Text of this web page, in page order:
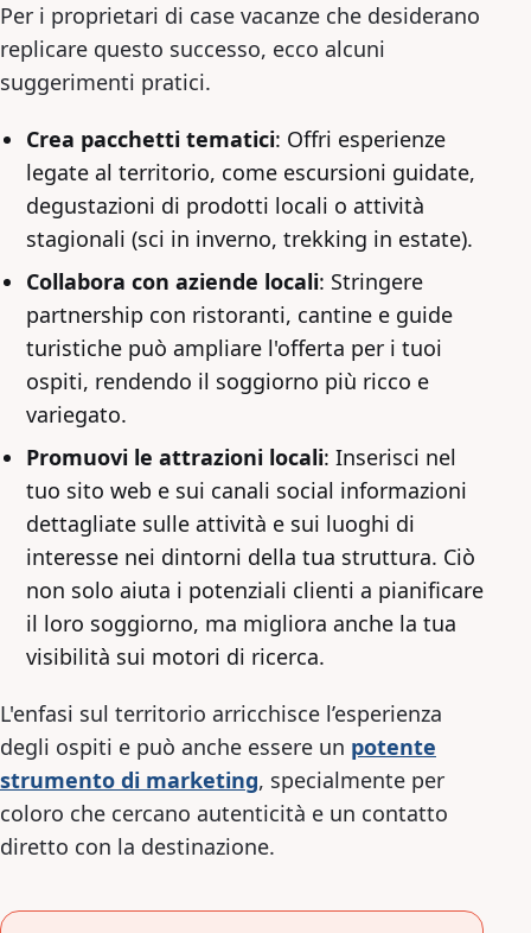
Per i proprietari di case vacanze che desiderano
replicare questo successo, ecco alcuni
suggerimenti pratici.
Crea pacchetti tematici: Offri esperienze
legate al territorio, come escursioni guidate,
degustazioni di prodotti locali o attività
stagionali (sci in inverno, trekking in estate).
Collabora con aziende locali: Stringere
partnership con ristoranti, cantine e guide
turistiche può ampliare l'offerta per i tuoi
ospiti, rendendo il soggiorno più ricco e
variegato.
Promuovi le attrazioni locali: Inserisci nel
tuo sito web e sui canali social informazioni
dettagliate sulle attività e sui luoghi di
interesse nei dintorni della tua struttura. Ciò
non solo aiuta i potenziali clienti a pianificare
il loro soggiorno, ma migliora anche la tua
visibilità sui motori di ricerca.
L'enfasi sul territorio arricchisce l’esperienza
degli ospiti e può anche essere un potente
strumento di marketing, specialmente per
coloro che cercano autenticità e un contatto
diretto con la destinazione.